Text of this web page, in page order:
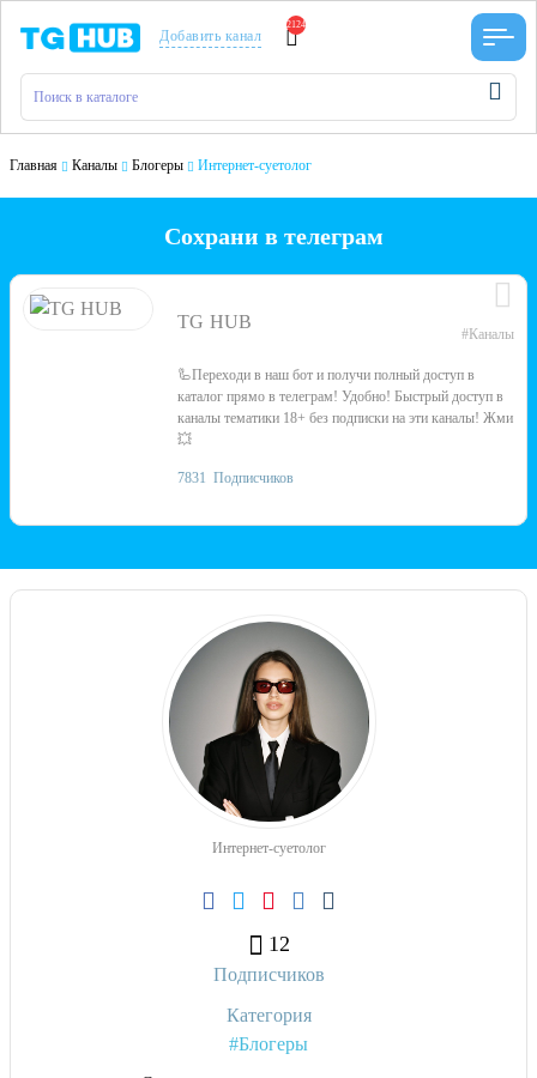
Добавить канал
2124
Главная Каналы Блогеры Интернет-суетолог
Сохрани в телеграм
TG HUB
#Каналы
🦾Переходи в наш бот и получи полный доступ в
каталог прямо в телеграм! Удобно! Быстрый доступ в
каналы тематики 18+ без подписки на эти каналы! Жми
💥
7831 Подписчиков
Интернет-суетолог
12
Подписчиков
Категория
#Блогеры